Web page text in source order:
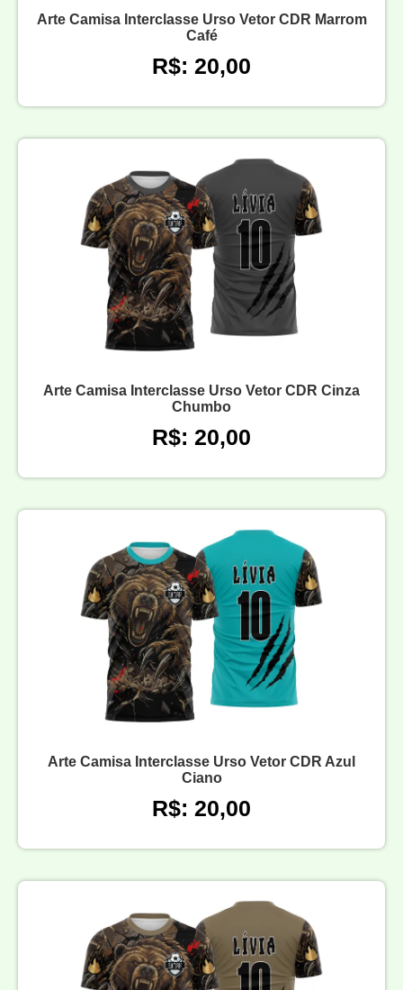
Arte Camisa Interclasse Urso Vetor CDR Marrom
Café
R$: 20,00
Arte Camisa Interclasse Urso Vetor CDR Cinza
Chumbo
R$: 20,00
Arte Camisa Interclasse Urso Vetor CDR Azul
Ciano
R$: 20,00